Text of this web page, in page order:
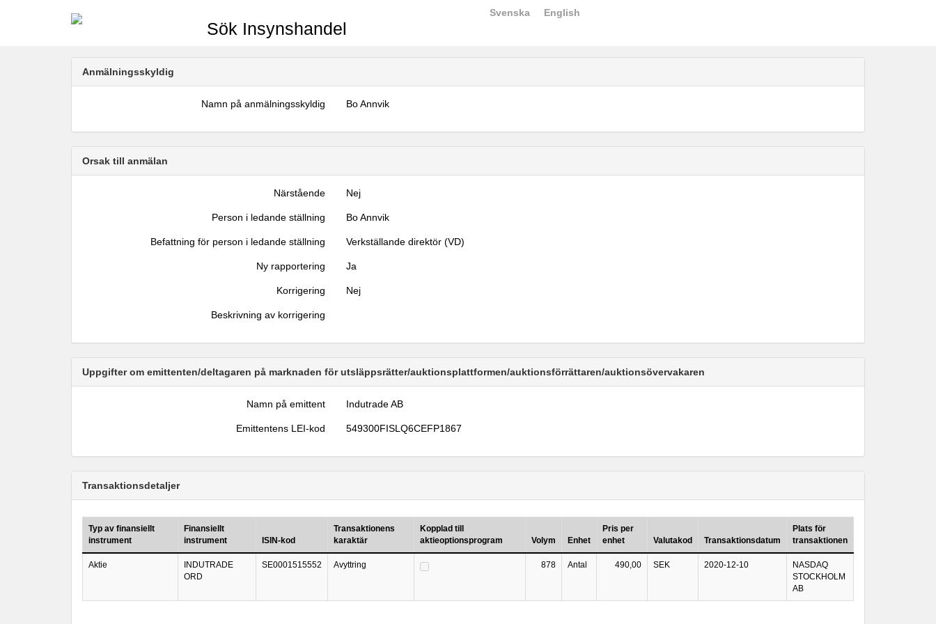
Sök Insynshandel
Svenska English
Anmälningsskyldig
Namn på anmälningsskyldig Bo Annvik
Orsak till anmälan
Närstående Nej
Person i ledande ställning Bo Annvik
Befattning för person i ledande ställning Verkställande direktör (VD)
Ny rapportering Ja
Korrigering Nej
Beskrivning av korrigering
Uppgifter om emittenten/deltagaren på marknaden för utsläppsrätter/auktionsplattformen/auktionsförrättaren/auktionsövervakaren
Namn på emittent Indutrade AB
Emittentens LEI-kod 549300FISLQ6CEFP1867
Transaktionsdetaljer
Typ av finansiellt
instrument
Finansiellt
instrument
ISIN-kod
Transaktionens
karaktär
Kopplad till
aktieoptionsprogram
Volym Enhet
Pris per
enhet
Valutakod Transaktionsdatum
Plats för
transaktionen
Aktie
INDUTRADE
ORD
SE0001515552 Avyttring 878 Antal 490,00 SEK 2020-12-10
NASDAQ
STOCKHOLM
AB